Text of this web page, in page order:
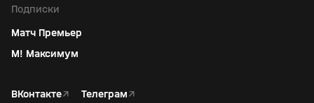
Подписки
Матч Премьер
М! Максимум
ВКонтакте↗ Телеграм↗